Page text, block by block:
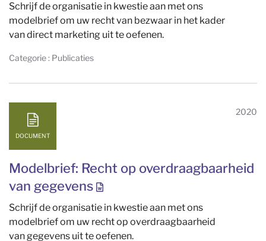
Schrijf de organisatie in kwestie aan met ons
modelbrief om uw recht van bezwaar in het kader
van direct marketing uit te oefenen.
Categorie : Publicaties
DOCUMENT
Modelbrief: Recht op overdraagbaarheid
van gegevens
2020
Schrijf de organisatie in kwestie aan met ons
modelbrief om uw recht op overdraagbaarheid
van gegevens uit te oefenen.